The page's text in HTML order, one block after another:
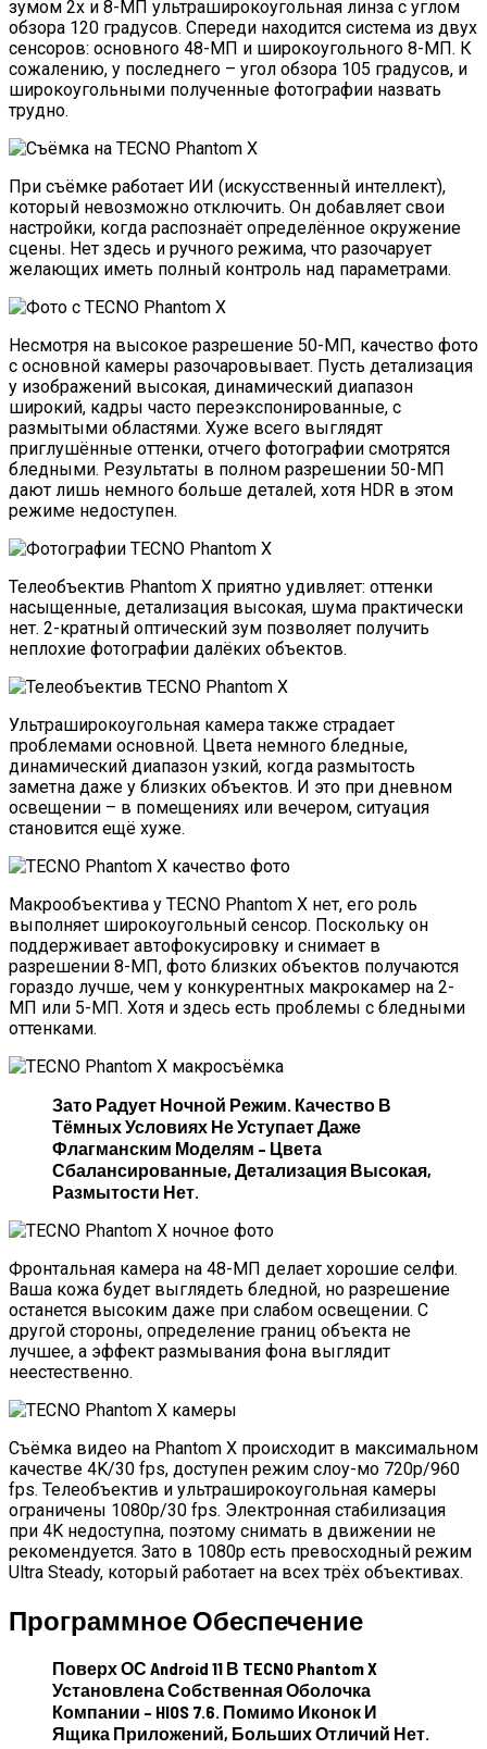
зумом 2x и 8-МП ультраширокоугольная линза с углом
обзора 120 градусов. Спереди находится система из двух
сенсоров: основного 48-МП и широкоугольного 8-МП. К
сожалению, у последнего – угол обзора 105 градусов, и
широкоугольными полученные фотографии назвать
трудно.
При съёмке работает ИИ (искусственный интеллект),
который невозможно отключить. Он добавляет свои
настройки, когда распознаёт определённое окружение
сцены. Нет здесь и ручного режима, что разочарует
желающих иметь полный контроль над параметрами.
Несмотря на высокое разрешение 50-МП, качество фото
с основной камеры разочаровывает. Пусть детализация
у изображений высокая, динамический диапазон
широкий, кадры часто переэкспонированные, с
размытыми областями. Хуже всего выглядят
приглушённые оттенки, отчего фотографии смотрятся
бледными. Результаты в полном разрешении 50-МП
дают лишь немного больше деталей, хотя HDR в этом
режиме недоступен.
Телеобъектив Phantom X приятно удивляет: оттенки
насыщенные, детализация высокая, шума практически
нет. 2-кратный оптический зум позволяет получить
неплохие фотографии далёких объектов.
Ультраширокоугольная камера также страдает
проблемами основной. Цвета немного бледные,
динамический диапазон узкий, когда размытость
заметна даже у близких объектов. И это при дневном
освещении – в помещениях или вечером, ситуация
становится ещё хуже.
Макрообъектива у TECNO Phantom X нет, его роль
выполняет широкоугольный сенсор. Поскольку он
поддерживает автофокусировку и снимает в
разрешении 8-МП, фото близких объектов получаются
гораздо лучше, чем у конкурентных макрокамер на 2-
МП или 5-МП. Хотя и здесь есть проблемы с бледными
оттенками.
Зато Радует Ночной Режим. Качество В
Тёмных Условиях Не Уступает Даже
Флагманским Моделям – Цвета
Сбалансированные, Детализация Высокая,
Размытости Нет.
Фронтальная камера на 48-МП делает хорошие селфи.
Ваша кожа будет выглядеть бледной, но разрешение
останется высоким даже при слабом освещении. С
другой стороны, определение границ объекта не
лучшее, а эффект размывания фона выглядит
неестественно.
Съёмка видео на Phantom X происходит в максимальном
качестве 4K/30 fps, доступен режим слоу-мо 720p/960
fps. Телеобъектив и ультраширокоугольная камеры
ограничены 1080p/30 fps. Электронная стабилизация
при 4K недоступна, поэтому снимать в движении не
рекомендуется. Зато в 1080p есть превосходный режим
Ultra Steady, который работает на всех трёх объективах.
Программное Обеспечение
Поверх ОС Android 11 В TECNO Phantom X
Установлена Собственная Оболочка
Компании – HIOS 7.6. Помимо Иконок И
Ящика Приложений, Больших Отличий Нет.